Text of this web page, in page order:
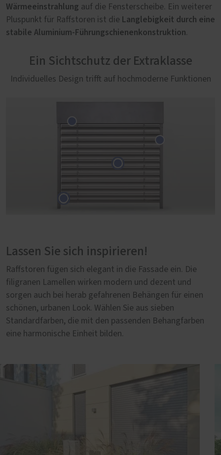
Wärmeeinstrahlung auf die Fensterscheibe. Ein weiterer
Pluspunkt für Raffstoren ist die Langlebigkeit durch eine
stabile Aluminium-Führungschienenkonstruktion.
Ein Sichtschutz der Extraklasse
Individuelles Design trifft auf hochmoderne Funktionen
Lassen Sie sich inspirieren!
Raffstoren fügen sich elegant in die Fassade ein. Die
filigranen Lamellen wirken modern und dezent und
sorgen auch bei herab gefahrenen Behängen für einen
schönen, urbanen Look. Wählen Sie aus sieben
Standardfarben, die mit den passenden Behangfarben
eine harmonische Einheit bilden.